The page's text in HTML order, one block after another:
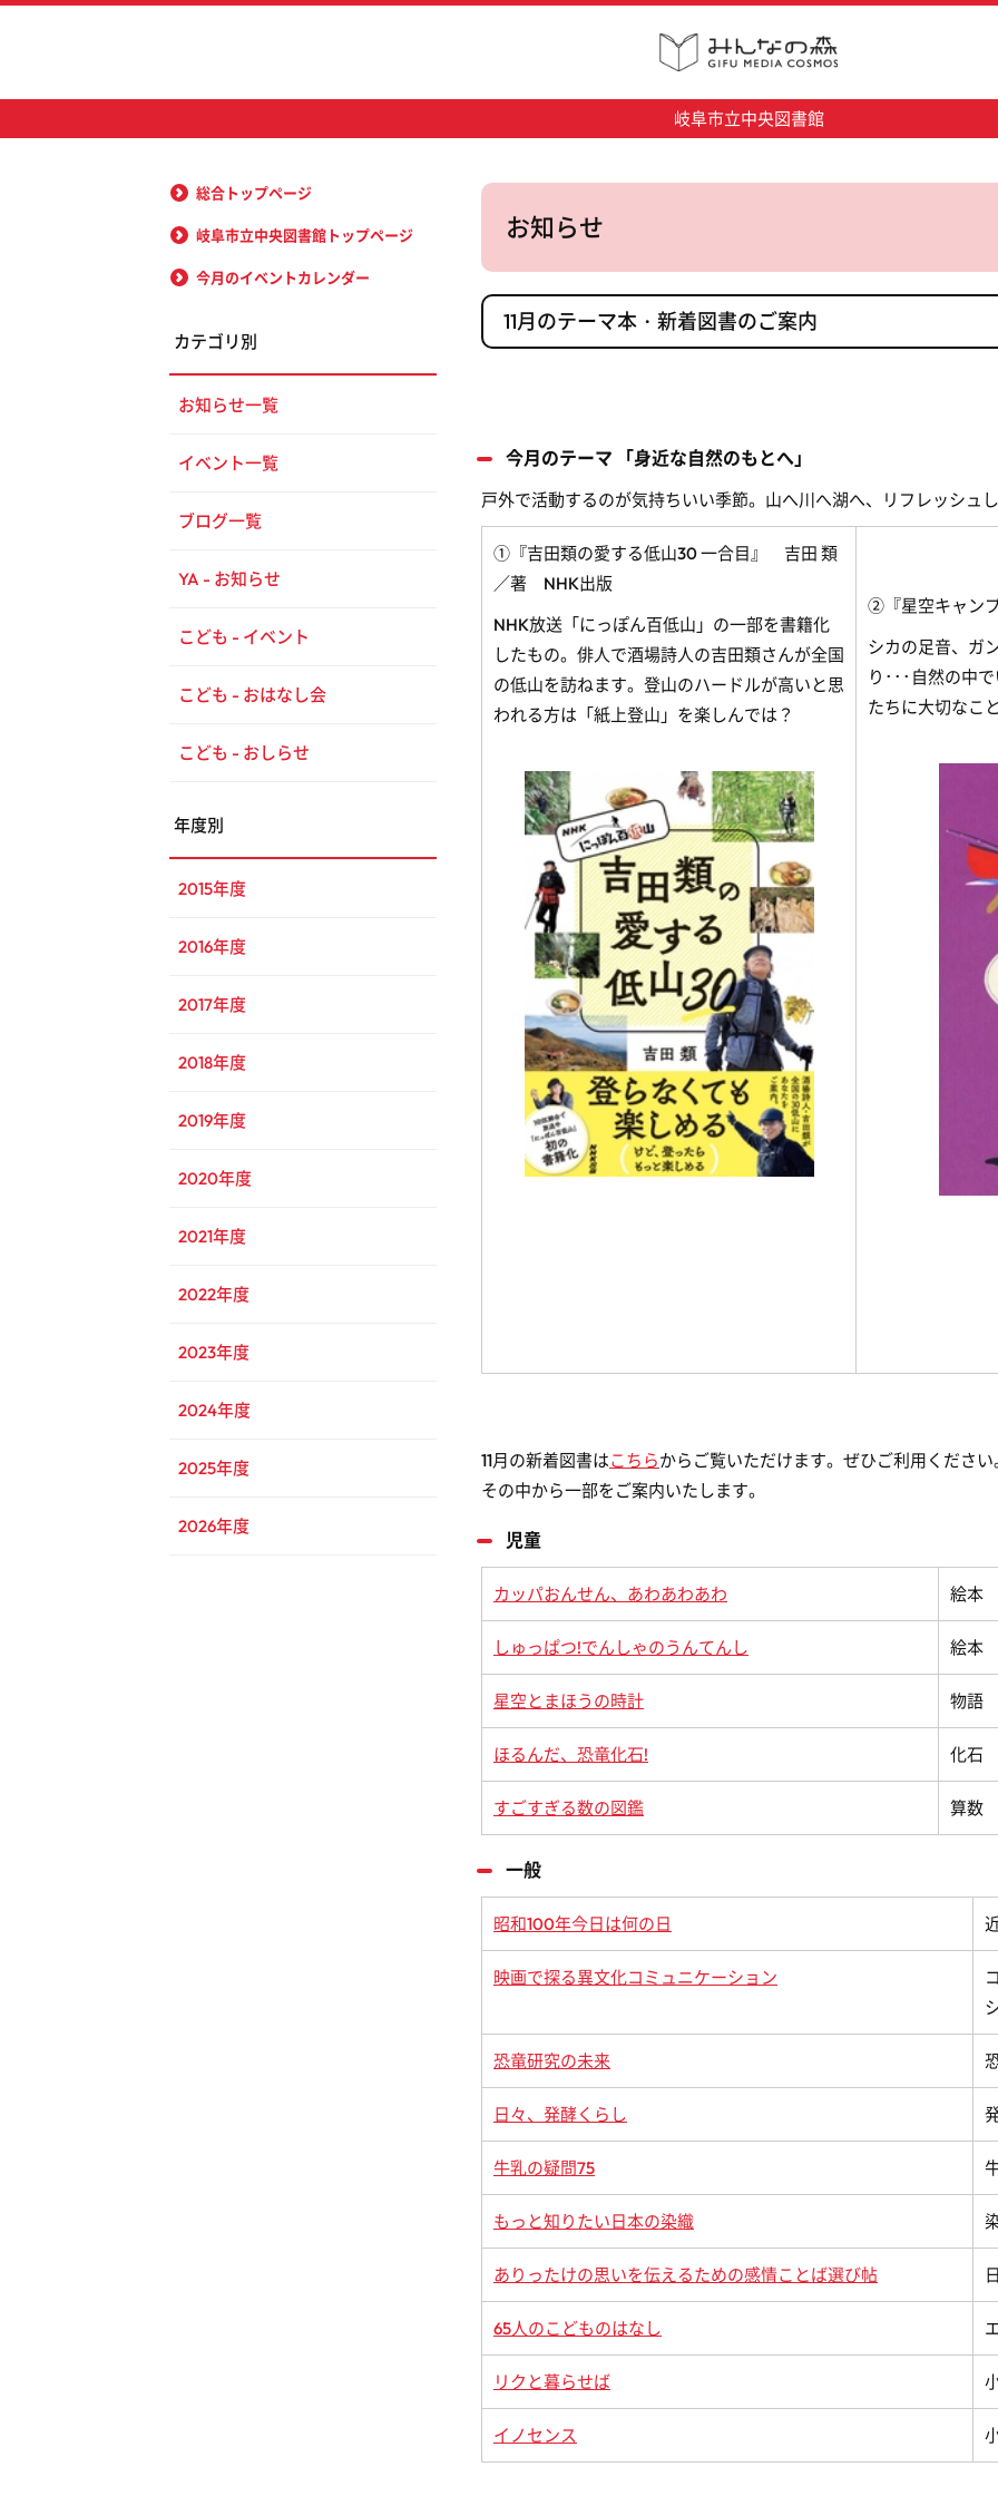
岐阜市立中央図書館
お知らせ
11月のテーマ本・新着図書のご案内
今月のテーマ 「身近な自然のもとへ」
戸外で活動するのが気持ちいい季節。山へ川へ湖へ、リフレッシュ
①『吉田類の愛する低山30 一合目』 吉田 類
／著 NHK出版
NHK放送「にっぽん百低山」の一部を書籍化
したもの。俳人で酒場詩人の吉田類さんが全国
の低山を訪ねます。登山のハードルが高いと思
われる方は「紙上登山」を楽しんでは？
②『星空キャン
シカの足音、ガ
り･･･自然の中
たちに大切なこ
11月の新着図書はこちらからご覧いただけます。ぜひご利用ください
その中から一部をご案内いたします。
児童
カッパおんせん、あわあわあわ 絵本
しゅっぱつ!でんしゃのうんてんし 絵本
星空とまほうの時計 物語
ほるんだ、恐竜化石! 化石
すごすぎる数の図鑑 算数
一般
昭和100年今日は何の日
映画で探る異文化コミュニケーション
恐竜研究の未来
日々、発酵くらし
牛乳の疑問75
もっと知りたい日本の染織
ありったけの思いを伝えるための感情ことば選び帖
65人のこどものはなし
リクと暮らせば
イノセンス
総合トップページ
岐阜市立中央図書館トップページ
今月のイベントカレンダー
カテゴリ別
お知らせ一覧
イベント一覧
ブログ一覧
YA - お知らせ
こども - イベント
こども - おはなし会
こども - おしらせ
年度別
2015年度
2016年度
2017年度
2018年度
2019年度
2020年度
2021年度
2022年度
2023年度
2024年度
2025年度
2026年度